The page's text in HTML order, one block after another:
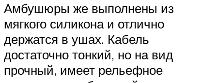
Амбушюры же выполнены из
мягкого силикона и отлично
держатся в ушах. Кабель
достаточно тонкий, но на вид
прочный, имеет рельефное